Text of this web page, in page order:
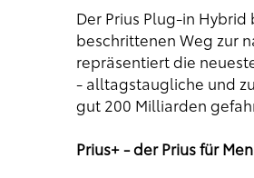
Der Prius Plug-in
beschrittenen Weg zur
repräsentiert die
- alltagstaugliche und
gut 200 Milliarden
Prius+ - der Prius für